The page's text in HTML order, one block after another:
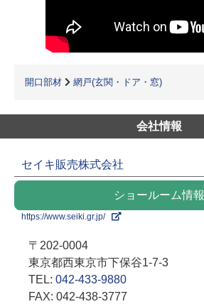
開口部材 網戸(玄関・ドア・窓)
会社情報
セイキ販売株式会社
ショールーム情報
https://www.seiki.gr.jp/
〒202-0004
東京都西東京市下保谷1-7-3
TEL: 042-433-9880
FAX: 042-438-3777